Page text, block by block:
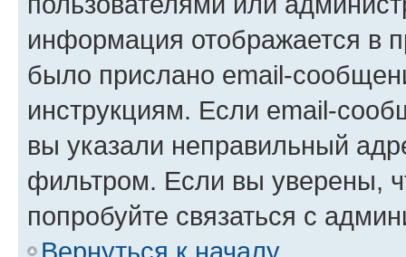
информация отображается в
было прислано email-
инструкциям. Если email-
вы указали неправильный
фильтром. Если вы уверены,
попробуйте связаться с
Вернуться к началу